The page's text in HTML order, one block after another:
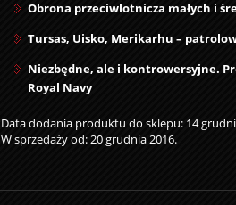
Obrona przeciwlotnicza małych i
Tursas, Uisko, Merikarhu –
Niezbędne, ale i kontrowersyjne.
Royal Navy
Data dodania produktu do sklepu: 14
W sprzedaży od: 20 grudnia 2016.